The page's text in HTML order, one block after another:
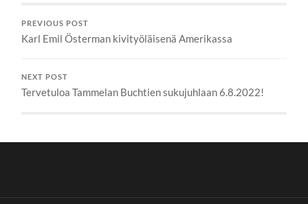
PREVIOUS POST
Karl Emil Österman kivityöläisenä Amerikassa
NEXT POST
Tervetuloa Tammelan Buchtien sukujuhlaan 6.8.2022!